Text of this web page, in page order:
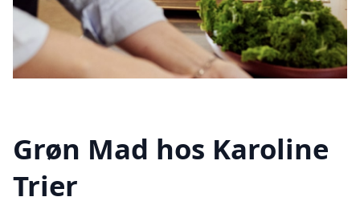
Grøn Mad hos Karoline
Trier